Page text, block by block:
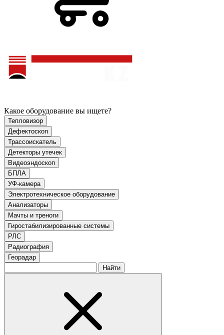
Какое оборудование вы ищете?
Тепловизор
Дефектоскоп
Трассоискатель
Детекторы утечек
Видеоэндоскоп
БПЛА
УФ-камера
Электротехническое оборудование
Анализаторы
Мачты и треноги
Гиростабилизированные системы
РЛС
Радиография
Георадар
Найти